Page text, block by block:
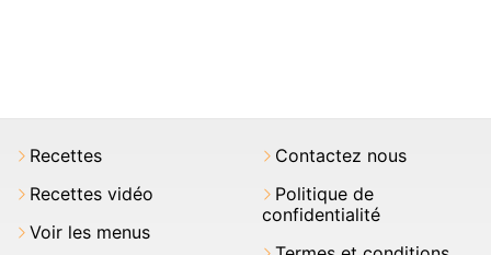
Recettes
Recettes vidéo
Voir les menus
Contactez nous
Politique de
confidentialité